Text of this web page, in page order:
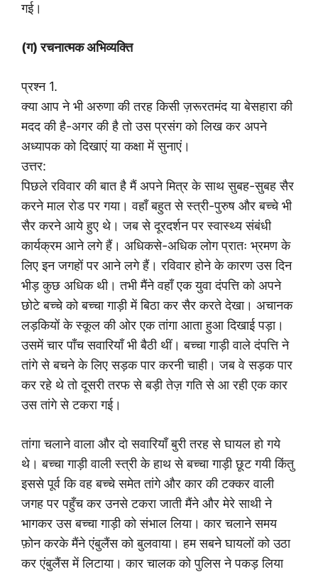
गई।
(ग) रचनात्मक अभिव्यक्ति
प्रश्न 1.
क्या आप ने भी अरुणा की तरह किसी ज़रूरतमंद या बेसहारा की
मदद की है-अगर की है तो उस प्रसंग को लिख कर अपने
अध्यापक को दिखाएं या कक्षा में सुनाएं।
उत्तर:
पिछले रविवार की बात है मैं अपने मित्र के साथ सुबह-सुबह सैर
करने माल रोड पर गया। वहाँ बहुत से स्त्री-पुरुष और बच्चे भी
सैर करने आये हुए थे। जब से दूरदर्शन पर स्वास्थ्य संबंधी
कार्यक्रम आने लगे हैं। अधिकसे-अधिक लोग प्रातः भ्रमण के
लिए इन जगहों पर आने लगे हैं। रविवार होने के कारण उस दिन
भीड़ कुछ अधिक थी। तभी मैंने वहाँ एक युवा दंपत्ति को अपने
छोटे बच्चे को बच्चा गाड़ी में बिठा कर सैर करते देखा। अचानक
लड़कियों के स्कूल की ओर एक तांगा आता हुआ दिखाई पड़ा।
उसमें चार पाँच सवारियाँ भी बैठी थीं। बच्चा गाड़ी वाले दंपत्ति ने
तांगे से बचने के लिए सड़क पार करनी चाही। जब वे सड़क पार
कर रहे थे तो दूसरी तरफ से बड़ी तेज़ गति से आ रही एक कार
उस तांगे से टकरा गई।
तांगा चलाने वाला और दो सवारियाँ बुरी तरह से घायल हो गये
थे। बच्चा गाड़ी वाली स्त्री के हाथ से बच्चा गाड़ी छूट गयी किंतु
इससे पूर्व कि वह बच्चे समेत तांगे और कार की टक्कर वाली
जगह पर पहुँच कर उनसे टकरा जाती मैंने और मेरे साथी ने
भागकर उस बच्चा गाड़ी को संभाल लिया। कार चलाने समय
फ़ोन करके मैंने एंबुलैंस को बुलवाया। हम सबने घायलों को उठा
कर एंबुलैंस में लिटाया। कार चालक को पुलिस ने पकड़ लिया